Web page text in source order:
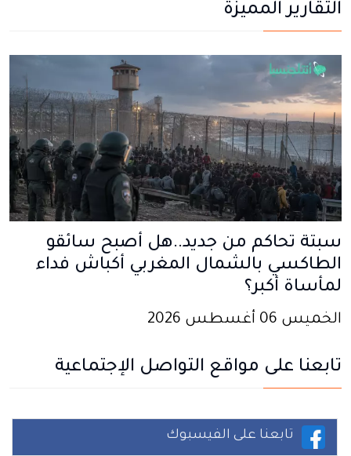
التقارير المميزة
سبتة تحاكم من جديد..هل أصبح سائقو
الطاكسي بالشمال المغربي أكباش فداء
لمأساة أكبر؟
الخميس 06 أغسطس 2026
تابعنا على مواقع التواصل الإجتماعية
تابعنا على الفيسبوك